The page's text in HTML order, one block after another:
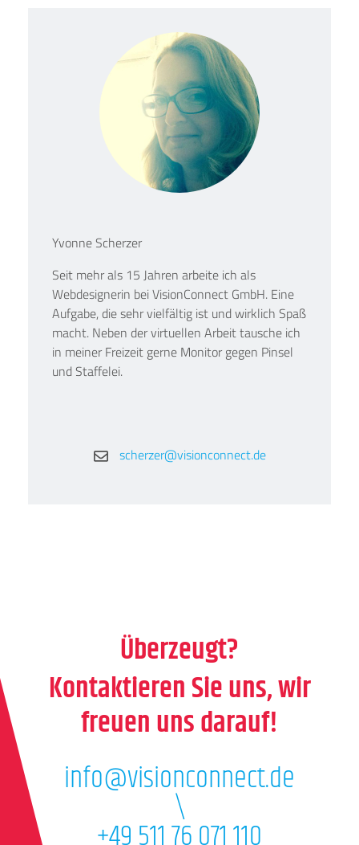
Yvonne Scherzer
Seit mehr als 15 Jahren arbeite ich als
Webdesignerin bei VisionConnect GmbH. Eine
Aufgabe, die sehr vielfältig ist und wirklich Spaß
macht. Neben der virtuellen Arbeit tausche ich
in meiner Freizeit gerne Monitor gegen Pinsel
und Staffelei.
scherzer@visionconnect.de
Überzeugt?
Kontaktieren Sie uns, wir
freuen uns darauf!
info@visionconnect.de
\